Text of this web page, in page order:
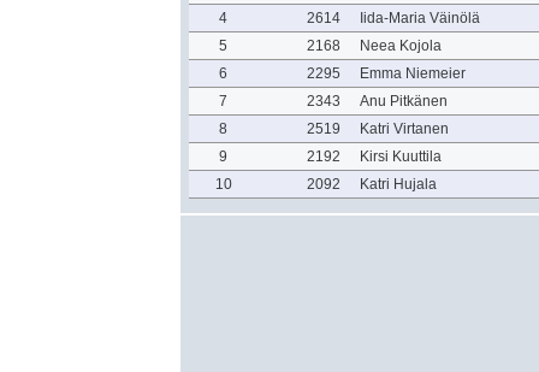
4
2614
Iida-Maria Väinölä
5
2168
Neea Kojola
6
2295
Emma Niemeier
7
2343
Anu Pitkänen
8
2519
Katri Virtanen
9
2192
Kirsi Kuuttila
10
2092 Katri Hujala